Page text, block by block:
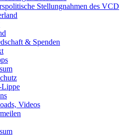
Stellungnahmen des VCD
& Spenden
Lippe
Videos